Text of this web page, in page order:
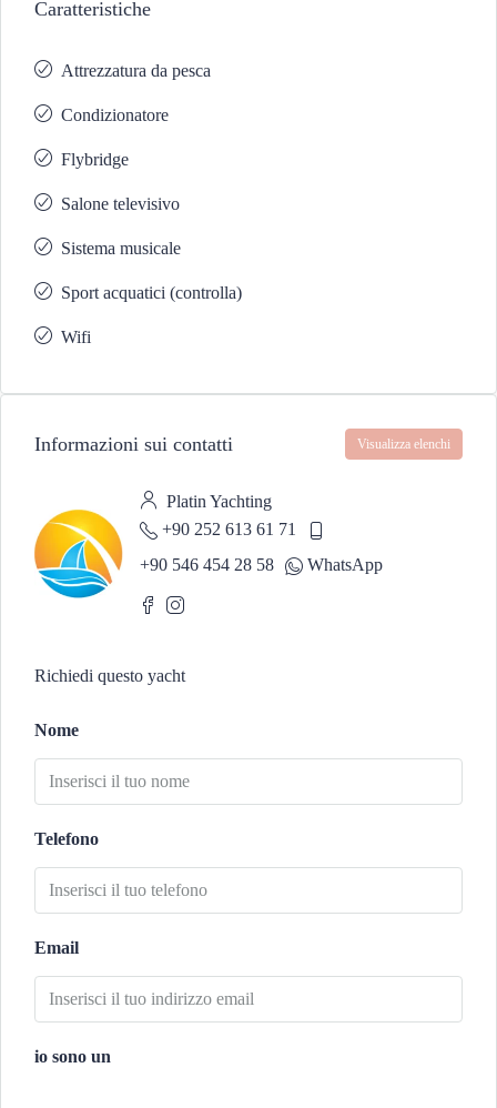
Caratteristiche
Attrezzatura da pesca
Condizionatore
Flybridge
Salone televisivo
Sistema musicale
Sport acquatici (controlla)
Wifi
Informazioni sui contatti Visualizza elenchi
Platin Yachting
+90 252 613 61 71
+90 546 454 28 58
WhatsApp
Richiedi questo yacht
Nome
Telefono
Email
io sono un